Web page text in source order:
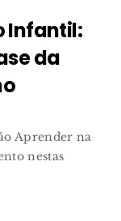
Infantil:
da
Aprender na
nestas